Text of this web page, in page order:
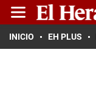
INICIO EH PLUS